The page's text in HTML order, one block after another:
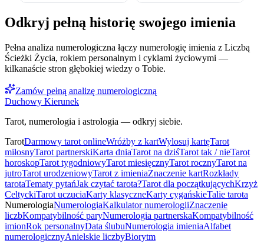
Odkryj pełną historię swojego imienia
Pełna analiza numerologiczna łączy numerologię imienia z Liczbą
Ścieżki Życia, rokiem personalnym i cyklami życiowymi —
kilkanaście stron głębokiej wiedzy o Tobie.
Zamów pełną analizę numerologiczną
Duchowy Kierunek
Tarot, numerologia i astrologia — odkryj siebie.
TarotDarmowy tarot onlineWróżby z kartWylosuj kartęTarot
miłosnyTarot partnerskiKarta dniaTarot na dziśTarot tak / nieTarot
horoskopTarot tygodniowyTarot miesięcznyTarot rocznyTarot na
jutroTarot urodzeniowyTarot z imieniaZnaczenie kartRozkłady
tarotaTematy pytańJak czytać tarota?Tarot dla początkującychKrzyż
CeltyckiTarot uczuciaKarty klasyczneKarty cygańskieTalie tarota
NumerologiaNumerologiaKalkulator numerologiiZnaczenie
liczbKompatybilność paryNumerologia partnerskaKompatybilność
imionRok personalnyData ślubuNumerologia imieniaAlfabet
numerologicznyAnielskie liczbyBiorytm